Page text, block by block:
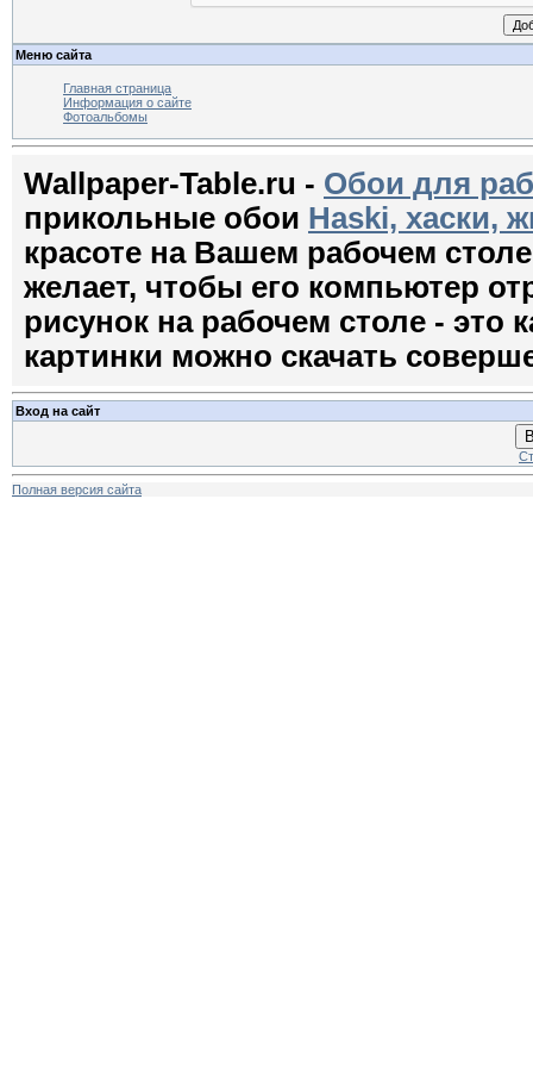
Меню сайта
Главная страница
Информация о сайте
Фотоальбомы
Wallpaper-Table.ru - Обои для
прикольные обои Haski, хаски,
красоте на Вашем рабочем
желает, чтобы его компьютер
рисунок на рабочем столе - это
картинки можно скачать
Вход на сайт
Полная версия сайта